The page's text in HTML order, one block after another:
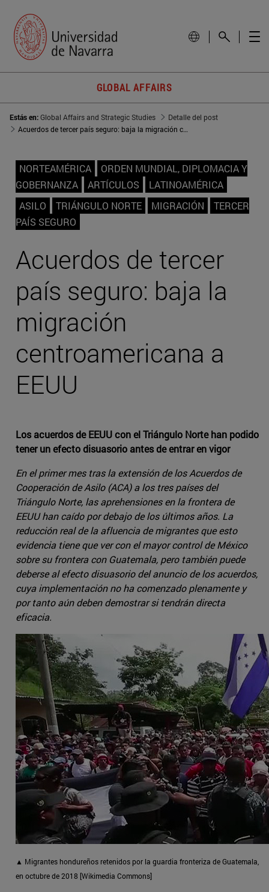
GLOBAL AFFAIRS
Estás en:Global Affairs and Strategic Studies
Detalle del post
Acuerdos de tercer país seguro: baja la migración centroamericana a EEUU
NORTEAMÉRICA
ORDEN MUNDIAL, DIPLOMACIA Y
GOBERNANZA
ARTÍCULOS
LATINOAMÉRICA
ASILO
TRIÁNGULO NORTE MIGRACIÓN
TERCER
PAÍS SEGURO
Acuerdos de tercer
país seguro: baja la
migración
centroamericana a
EEUU
Los acuerdos de EEUU con el Triángulo Norte han podido
tener un efecto disuasorio antes de entrar en vigor
En el primer mes tras la extensión de los Acuerdos de
Cooperación de Asilo (ACA) a los tres países del
Triángulo Norte, las aprehensiones en la frontera de
EEUU han caído por debajo de los últimos años. La
reducción real de la afluencia de migrantes que esto
evidencia tiene que ver con el mayor control de México
sobre su frontera con Guatemala, pero también puede
deberse al efecto disuasorio del anuncio de los acuerdos,
cuya implementación no ha comenzado plenamente y
por tanto aún deben demostrar si tendrán directa
eficacia.
▲ Migrantes hondureños retenidos por la guardia fronteriza de Guatemala,
en octubre de 2018 [Wikimedia Commons]